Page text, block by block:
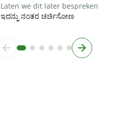
Laten we dit later bespreken
ಇದನ್ನು ನಂತರ ಚರ್ಚಿಸೋಣ